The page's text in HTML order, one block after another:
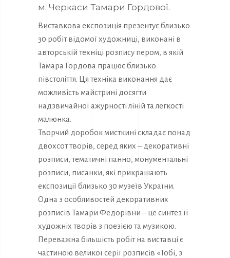
м. Черкаси Тамари Гордової.
Виставкова експозиція презентує близько
30 робіт відомої художниці, виконані в
авторській техніці розпису пером, в якій
Тамара Гордова працює близько
півстоліття. Ця техніка виконання дає
можливість майстрині досягти
надзвичайної ажурності ліній та легкості
малюнка.
Творчий доробок мисткині складає понад
двохсот творів, серед яких – декоративні
розписи, тематичні панно, монументальні
розписи, писанки, які прикрашають
експозиції близько 30 музеїв України.
Одна з особливостей декоративних
розписів Тамари Федорівни – це синтез її
художніх творів з поезією та музикою.
Переважна більшість робіт на виставці є
частиною великої серії розписів «Тобі, з